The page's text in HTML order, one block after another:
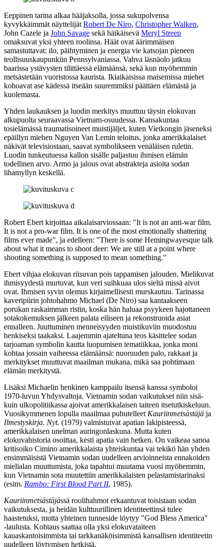
Eeppinen tarina alkaa hääjaksolla, jossa sukupolvensa
kyvykkäimmät näyttelijät Robert De Niro, Christopher Walken,
John Cazele ja John Savage sekä häikäisevä Meryl Streep
omaksuvat yksi yhteen roolinsa. Häät ovat äärimmäisen
samastuttavat: ilo, päihtyminen ja energia vie katsojan pieneen
teollisuuskaupunkiin Pennsylvaniassa. Vahva läsnäolo jatkuu
baarissa ystävysten tilittäessä elämäänsä, sekä kun myöhemmin
metsästetään vuoristossa kaurista. Ikiaikaisissa maisemissa miehet
kohoavat ase kädessä itseään suuremmiksi päättäen elämästä ja
kuolemasta.
Yhden laukauksen ja luodin merkitys muuttuu täysin elokuvan
alkupuolta seuraavassa Vietnam-osuudessa. Kansakuntaa
tosielämässä traumatisoineet muistijäljet, kuten Vietkongin jäseneksi
epäillyn miehen Nguyen Van Lemin teloitus, jonka amerikkalaiset
näkivät televisiostaan, saavat symbolikseen venäläisen ruletin.
Luodin tunkeutuessa kallon sisälle paljastuu ihmisen elämän
todellinen arvo. Armo ja jalous ovat abstrakteja asioita sodan
lihamyllyn keskellä.
Robert Ebert kirjoittaa aikalaisarviossaan: "It is not an anti‑war film.
It is not a pro‑war film. It is one of the most emotionally shattering
films ever made", ja edelleen: "There is some Hemingwayesque talk
about what it means to shoot deer: We are still at a point where
shooting something is supposed to mean something."
Ebert vihjaa elokuvan riisuvan pois tappamisen jalouden. Mielikuvat
ihmisyydestä murtuvat, kun veri suihkuaa ulos sieltä missä aivot
ovat. Ihmisen syvin olemus kirjaimellisesti murskautuu. Tarinassa
kaveripiirin johtohahmo Michael (De Niro) saa kantaakseen
porukan raskaimman ristin, koska hän haluaa psyykeen hajottaneen
sotakokemuksen jälkeen palata eiliseen ja rekonstruoida asiat
ennalleen. Juuttuminen menneisyyden muistikuviin muodostuu
henkiseksi taakaksi. Laajemmin ajateltuna teos käsittelee sodan
tarjoaman symbolin kautta luopumisen tematiikkaa, jonka moni
kohtaa jossain vaiheessa elämäänsä: nuoruuden palo, rakkaat ja
merkitykset muuttuvat maailman mukana, mikä saa pohtimaan
elämän merkitystä.
Lisäksi Michaelin henkinen kamppailu itsensä kanssa symboloi
1970‑luvun Yhdysvaltoja. Vietnamin sodan vaikutukset niin sisä‑
kuin ulkopolitiikassa ajoivat amerikkalaisen taiteen itsetutkiskeluun.
Vuosikymmenen lopulla maailmaa puhutelleet Kauriinmetsästäjä ja
Ilmestyskirja. Nyt. (1979) valmistuivat apatian lakipisteessä,
amerikkalaisen unelman auringonlaskuna. Mutta kuten
elokuvahistoria osoittaa, kesti apatia vain hetken. On vaikeaa sanoa
kritisoiko Cimino amerikkalaista yhteiskuntaa vai tekikö hän yhden
ensimmäisistä Vietnamin sodan uudelleen arvioinneista ennakoiden
mielialan muuttumista, joka tapahtui muutama vuosi myöhemmin,
kun Vietnamin sota muutettiin amerikkalaisten pelastamistarinaksi
(esim. Rambo: First Blood Part II, 1985).
Kauriinmetsästäjässä roolihahmot erkaantuvat toisistaan sodan
vaikutuksesta, ja heidän kulttuurillinen identiteettinsä tulee
haastetuksi, mutta yhteinen tunneside löytyy "God Bless America"
‑laulusta. Kohtaus saattaa olla yksi elokuvataiteen
kauaskantoisimmista tai tarkkanäköisimmistä kansallisen identiteetin
uudelleen löytymisen hetkistä.